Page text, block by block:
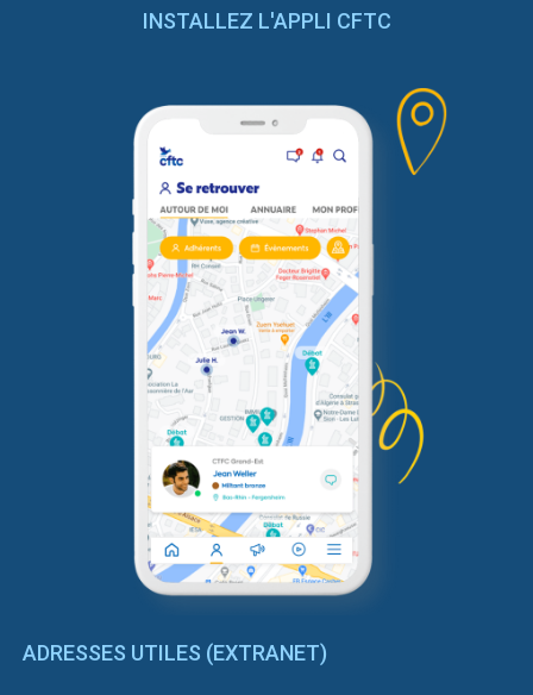
INSTALLEZ L'APPLI CFTC
ADRESSES UTILES (EXTRANET)